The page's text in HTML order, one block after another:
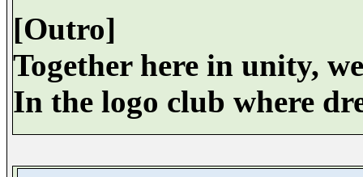
[Outro]
Together here in unity,
In the logo club where